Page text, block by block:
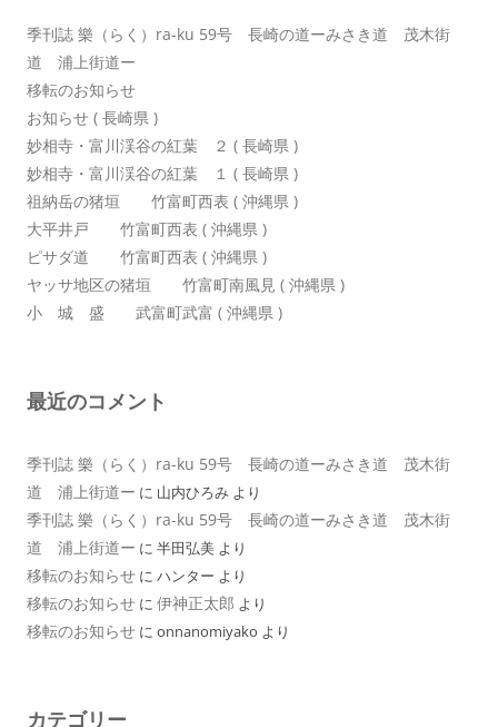
季刊誌 樂（らく）ra-ku 59号 長崎の道ーみさき道 茂木街
道 浦上街道ー
移転のお知らせ
お知らせ ( 長崎県 )
妙相寺・富川渓谷の紅葉 ２ ( 長崎県 )
妙相寺・富川渓谷の紅葉 １ ( 長崎県 )
祖納岳の猪垣 竹富町西表 ( 沖縄県 )
大平井戸 竹富町西表 ( 沖縄県 )
ピサダ道 竹富町西表 ( 沖縄県 )
ヤッサ地区の猪垣 竹富町南風見 ( 沖縄県 )
小 城 盛 武富町武富 ( 沖縄県 )
最近のコメント
季刊誌 樂（らく）ra-ku 59号 長崎の道ーみさき道 茂木街
道 浦上街道ー に 山内ひろみ より
季刊誌 樂（らく）ra-ku 59号 長崎の道ーみさき道 茂木街
道 浦上街道ー に 半田弘美 より
移転のお知らせ に ハンター より
移転のお知らせ に 伊神正太郎 より
移転のお知らせ に onnanomiyako より
カテゴリー